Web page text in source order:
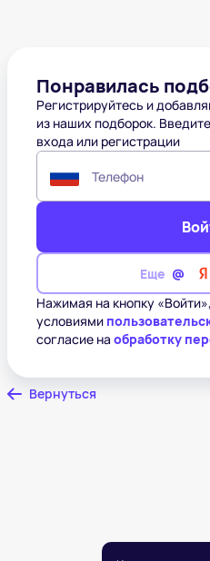
Понравилась
Регистрируйтесь и
из наших подборок.
входа или регистрации
Телефон
Еще
Нажимая на кнопку
условиями
согласие на обработку
Вернуться